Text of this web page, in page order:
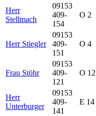
Herr
Stellmach
09153
409-
154
O 2
Herr Stiegler
09153
409-
151
O 4
Frau Stöhr
09153
409-
121
O 12
Herr
Unterburger
09153
409-
141
E 14